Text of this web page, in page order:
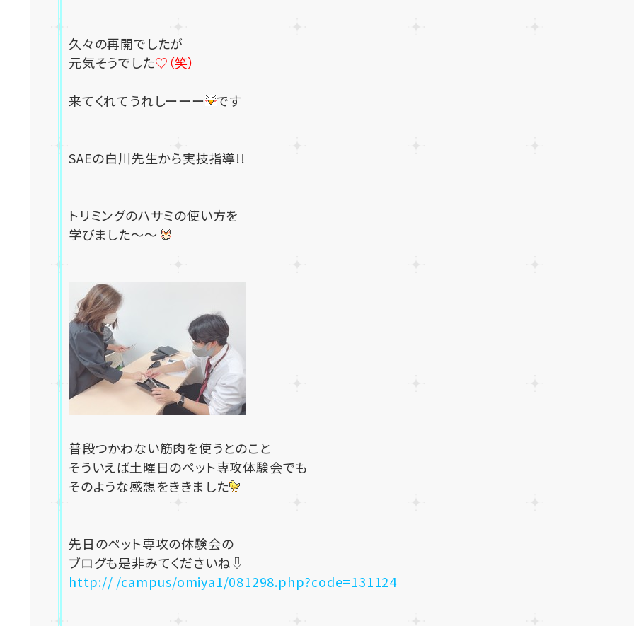
久々の再開でしたが
元気そうでした♡（笑）
来てくれてうれしーーー です
SAEの白川先生から実技指導!!
トリミングのハサミの使い方を
学びました～～
普段つかわない筋肉を使うとのこと
そういえば土曜日のペット専攻体験会でも
そのような感想をききました
先日のペット専攻の体験会の
ブログも是非みてくださいね⇩
http:// /campus/omiya1/081298.php?code=131124